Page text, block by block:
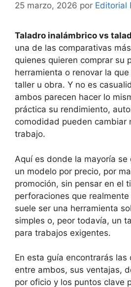
25 marzo, 2026 por Editorial
Taladro inalámbrico vs
una de las comparativas
quienes quieren comprar su
herramienta o renovar la
taller u obra. Y no es
ambos parecen hacer lo
práctica su rendimiento,
comodidad pueden cambiar
trabajo.
Aquí es donde la mayoría se
un modelo por precio, por
promoción, sin pensar en el
perforaciones que
suele ser una herramienta
simples o, peor todavía, un
para trabajos exigentes.
En esta guía encontrarás las
entre ambos, sus ventajas,
por oficio y los puntos clave